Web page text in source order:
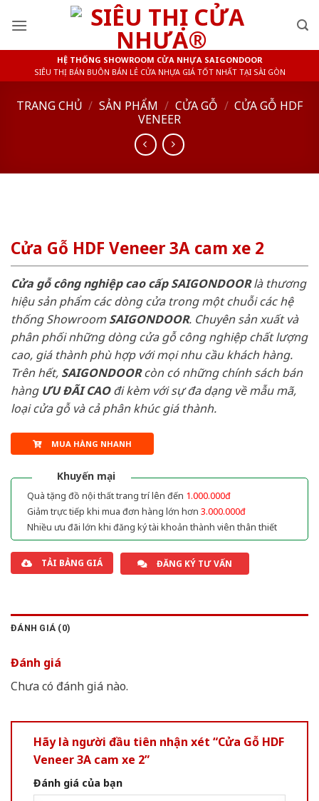
HỆ THỐNG SHOWROOM CỬA NHỰA SAIGONDOOR
SIÊU THỊ BÁN BUÔN BÁN LẺ CỬA NHỰA GIÁ TỐT NHẤT TẠI SÀI GÒN
TRANG CHỦ / SẢN PHẨM / CỬA GỖ / CỬA GỖ HDF
VENEER
Cửa Gỗ HDF Veneer 3A cam xe 2
Cửa gỗ công nghiệp cao cấp SAIGONDOORlà thương
hiệu sản phẩm các dòng cửa trong một chuỗi các hệ
thống ShowroomSAIGONDOOR. Chuyên sản xuất và
phân phối những dòng cửa gỗ công nghiệp chất lượng
cao, giá thành phù hợp với mọi nhu cầu khách hàng.
Trên hết, SAIGONDOORcòn có những chính sách bán
hàng ƯU ĐÃI CAOđi kèm với sự đa dạng về mẫu mã,
loại cửa gỗ và cả phân khúc giá thành.
MUA HÀNG NHANH
Khuyến mại
Quà tặng đồ nội thất trang trí lên đến 1.000.000đ
Giảm trực tiếp khi mua đơn hàng lớn hơn 3.000.000đ
Nhiều ưu đãi lớn khi đăng ký tài khoản thành viên thân thiết
TẢI BẢNG GIÁ ĐĂNG KÝ TƯ VẤN
ĐÁNH GIÁ (0)
Đánh giá
Chưa có đánh giá nào.
Hãy là người đầu tiên nhận xét “Cửa Gỗ HDF
Veneer 3A cam xe 2”
Đánh giá của bạn